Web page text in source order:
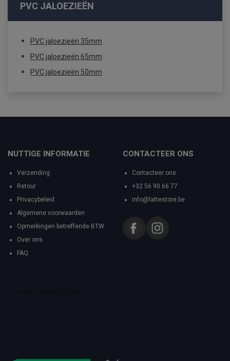
PVC JALOEZIEËN
PVC jaloezieën 35mm
PVC jaloezieën 65mm
PVC jaloezieën 50mm
NUTTIGE INFORMATIE
Verzending
Retour
Privacybeleid
Algemene voorwaarden
Opmerkingen betreffende BTW
Over ons
FAQ
CONTACTEER ONS
Contacteer ons
+32 56 90 66 77
info@lattestore.be